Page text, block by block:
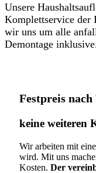
Unsere
Komplettservice der
wir uns um alle
Demontage
Festpreis
keine weiteren
Wir arbeiten mit
wird. Mit uns
Kosten. Der